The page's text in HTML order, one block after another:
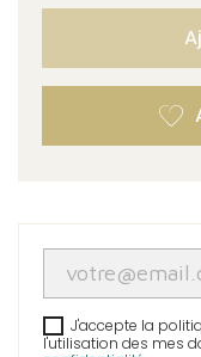
J'accepte la
l'utilisation des mes